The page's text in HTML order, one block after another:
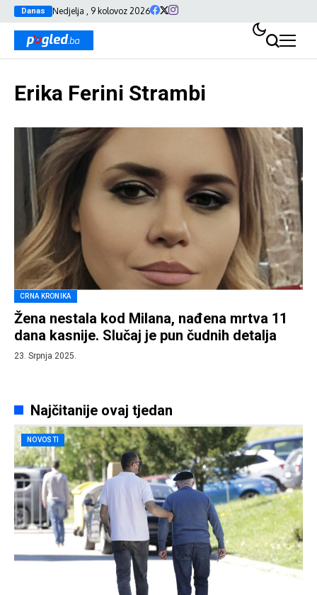
Danas Nedjelja , 9 kolovoz 2026
Erika Ferini Strambi
CRNA KRONIKA
Žena nestala kod Milana, nađena mrtva 11
dana kasnije. Slučaj je pun čudnih detalja
23. Srpnja 2025.
Najčitanije ovaj tjedan
NOVOSTI